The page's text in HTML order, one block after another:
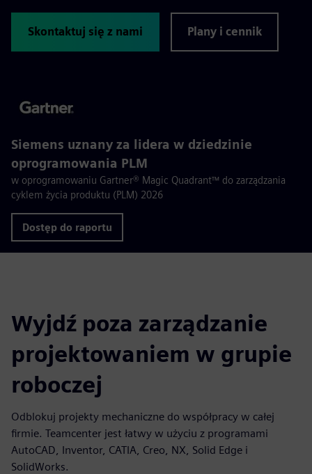
Skontaktuj się z nami Plany i cennik
Siemens uznany za lidera w dziedzinie
oprogramowania PLM
w oprogramowaniu Gartner® Magic Quadrant™ do zarządzania
cyklem życia produktu (PLM) 2026
Dostęp do raportu
Wyjdź poza zarządzanie
projektowaniem w grupie
roboczej
Odblokuj projekty mechaniczne do współpracy w całej
firmie. Teamcenter jest łatwy w użyciu z programami
AutoCAD, Inventor, CATIA, Creo, NX, Solid Edge i
SolidWorks.